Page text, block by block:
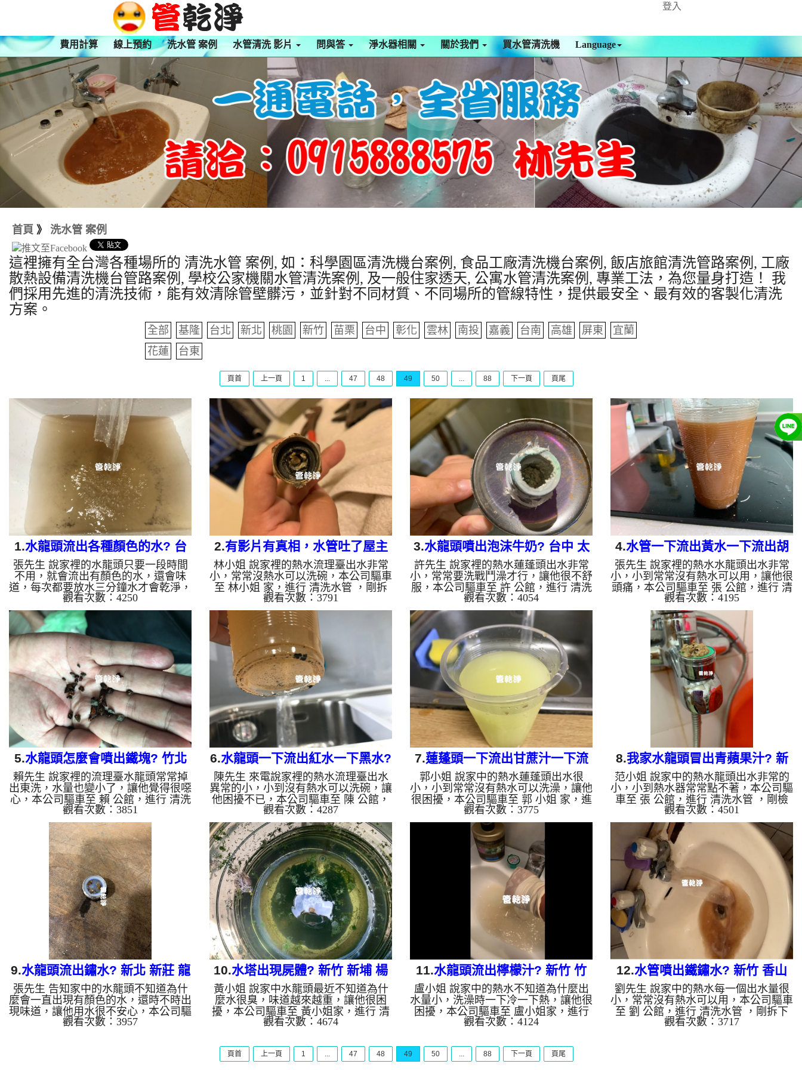
登入
費用計算 線上預約 洗水管 案例 水管清洗 影片 問與答 淨水器相關 關於我們 買水管清洗機 Language
首頁 》 洗水管 案例
這裡擁有全台灣各種場所的 清洗水管 案例, 如：科學園區清洗機台案例, 食品工廠清洗機台案例, 飯店旅館清洗管路案例, 工廠
散熱設備清洗機台管路案例, 學校公家機關水管清洗案例, 及一般住家透天, 公寓水管清洗案例, 專業工法，為您量身打造！ 我
們採用先進的清洗技術，能有效清除管壁髒污，並針對不同材質、不同場所的管線特性，提供最安全、最有效的客製化清洗
方案。
全部 基隆 台北 新北 桃園 新竹 苗栗 台中 彰化 雲林 南投 嘉義 台南 高雄 屏東
宜蘭
花蓮
台東
頁首 上一頁 1 ... 47 48 49 50 ... 88 下一頁 頁尾
1.水龍頭流出各種顏色的水? 台
北 內湖 金湖路 洗水管
張先生 說家裡的水龍頭只要一段時間
不用，就會流出有顏色的水，還會味
道，每次都要放水三分鐘水才會乾淨，
本公司驅車至 張 公館，進行 清洗水管
，剛檢測時就發現管壁上都是鐵鏽，本
公司架起 高周波水管清洗機，灌入 檸
檬酸液 至水管裡面，等了約15分，開
啟 水管清洗機 ，啟動 螺旋波 模式，
要把水管的鐵鏽沖出來，一開始就噴出
紅色髒水，一下又變成黃色，一下又變
成黑色源源不絕，流裡台還留下一堆異
物，如圖，張先生 很驚恐，如影片，
洗水管 一個多小時後， 出水正常了，
不會有顏色跟味道了!! 如是自來水，...
觀看次數：4250
2.有影片有真相，水管吐了屋主
也吐了? 台北 信義區 光復南路
水管清洗
林小姐 說家裡的熱水流理臺出水非常
小，常常沒熱水可以洗碗，本公司驅車
至 林小姐 家，進行 清洗水管 ，剛拆
下熱水軟管就發現管路塞滿了碳酸鈣，
如下圖，本公司架起 高周波水管清洗
機，灌入 檸檬酸水 至水管裡面，等了
約15分，開啟 水管清洗機 ，啟動 螺旋
波 模式，把水管的污垢及異物沖出
來，一開始就洗出黃色髒水，沒多久就
洗出棕色的鐵鏽水，綿綿不絕，水面上
還有一堆油，如下圖片，林小姐看到都
吐了，如影片， 洗水管 一個多小時
後， 流理臺熱水出水量恢復正常，林
小姐能洗碗了!! 如是自來水，如水管老
化，...
觀看次數：3791
3.水龍頭噴出泡沫牛奶? 台中 太
平 建興北路 清洗水管
許先生 說家裡的熱水蓮蓬頭出水非常
小，常常要洗戰鬥澡才行，讓他很不舒
服，本公司驅車至 許 公館，進行 清洗
水管 ，檢測時就發現管壁上都是碳酸
鈣，如下圖，本公司架起 高周波水管
清洗機，灌入 檸檬酸水 至水管裡面，
等了約15分，開啟 水管清洗機 ，啟動
螺旋波 模式，把水管的污垢及異物沖
出來，一開始是沒洗出東西，沒多久就
洗出牛奶狀的泡沫白水，綿綿不絕，水
面上還有一堆油，如下圖片，許先生看
了很興奮，如影片， 洗水管 一個多小
時後， 熱水蓮蓬頭出水量恢復正常，
許先生能洗熱水澡了!! 如是自來水，
觀看次數：4054
4.水管一下流出黃水一下流出胡
蘿蔔汁? 板橋 重慶路 熱水管堵塞
張先生 說家裡的熱水水龍頭出水非常
小，小到常常沒有熱水可以用，讓他很
頭痛，本公司驅車至 張 公館，進行 清
洗水管 ，檢測時就發現管路都是鐵
鏽，本公司架起 高周波水管清洗機，
灌入 檸檬酸水 至水管裡面，等了約15
分，開啟 水管清洗機 ，啟動 螺旋
波 模式，把水管的污垢及異物沖出
來，一開始是沒洗出東西，一下子就洗
出黃水，沒多久就噴出胡蘿蔔汁，延綿
不絕，杯底還留下不少鐵鏽，水面上還
有一堆油，如下圖片，張先生看了就覺
得頭痛，說水管裡面怎麼這麼髒，如影
片， 洗水管 一個多小時後， 熱水出水
量恢復正常，張先...
觀看次數：4195
5.水龍頭怎麼會噴出鐵塊? 竹北
隘口六街 清洗水管
賴先生 說家裡的流理臺水龍頭常常掉
出東洗，水量也變小了，讓他覺得很噁
心，本公司驅車至 賴 公館，進行 清洗
水管 ，檢測時就掉出一堆鐵塊，如
圖，本公司架起 高周波水管清洗機，
灌入 檸檬酸液 至水管裡面，等約15
分，開啟 水管清洗機 ，啟動 脈波 模
式，要把水管的污垢及異物沖出來，一
開始就洗出黃色髒水，然後就變成紅
水，源源不絕，手上留下一大堆大塊鐵
鏽，如下圖片，賴先生看到呆掉，怎麼
水管裡會這樣，如影片， 洗水管 一個
多小時後， 流理臺出水正常水也變清
澈了，賴先生能正常用水了!! 如是自來
水，如...
觀看次數：3851
6.水龍頭一下流出紅水一下黑水?
新北 汐止 福德一路 熱水管堵住
陳先生 來電說家裡的熱水流理臺出水
異常的小，小到沒有熱水可以洗碗，讓
他困擾不已，本公司驅車至 陳 公館，
進行 清洗水管 ，檢測時就發現管路都
是鐵鏽，本公司架起 高周波水管清洗
機，灌入 檸檬酸液 至水管裡面，等了
約10分，開啟 水管清洗機 ，啟動 脈
波 模式，要把水管的污垢及異物沖出
來，一開始就洗出黃水，沒多久就噴出
紅水，一下又變成了黑水，源源不絕，
杯底還留下一大塊的鐵鏽，流裡台也流
下一堆異物，如下圖片，陳先生一直抓
頭，說怎麼我家的水管髒成這樣，如影
片， 洗水管 一個多小時後， 流理臺熱
水出水正常...
觀看次數：4287
7.蓮蓬頭一下流出甘蔗汁一下流
出泥水? 竹北 三民路 熱水管路清
洗
郭小姐 說家中的熱水蓮蓬頭出水很
小，小到常常沒有熱水可以洗澡，讓他
很困擾，本公司驅車至 郭 小姐 家，進
行 清洗水管 ，檢測時沒甚麼異常，本
公司架起 高周波水管清洗機，灌入 檸
檬酸液 至水管裡面，等了約20分，開
啟 水管清洗機 ，啟動 螺旋波 模式，
要把水管的污垢及異物沖出來，一開始
洗不出什麼，沒多久就噴出像是甘蔗汁
的髒水，一下又變成了棕色的泥水，源
源不絕，杯底還留下不少鐵鏽，郭小
姐 很驚訝，如影片， 洗水管 一個多小
時後， 熱水蓮蓬頭出水正常，郭小姐
能洗熱水澡了!! 如是自來水，如水管
老...
觀看次數：3775
8.我家水龍頭冒出青蘋果汁? 新
竹 竹東 南寧路 洗水管
范小姐 說家中的熱水龍頭出水非常的
小，小到熱水器常常點不著，本公司驅
車至 張 公館，進行 清洗水管 ，剛檢
測時就發現水龍頭濾嘴佈滿異物，本公
司架起 高周波水管清洗機，灌入 檸檬
酸液 至水管裡面，等了約15分，開
啟 水管清洗機 ，啟動 螺旋波 模式，
要把水管的污垢及異物沖出來，一開始
就噴出綠色的髒水，沒多久顏色又變成
了黑色，最後變成了棕色，源源不絕，
流裡台還留下一堆異物，范小姐 很驚
恐，如影片， 洗水管 一個多小時後，
熱水水龍頭出水正常了，范小姐能正常
使用熱水了!! 如是自來水，如水管老
化...
觀看次數：4501
9.水龍頭流出鏽水? 新北 新莊 龍
安路 清洗水管
張先生 告知家中的水龍頭不知道為什
麼會一直出現有顏色的水，還時不時出
現味道，讓他用水很不安心，本公司驅
車至 張 公館，進行 清洗水管 ，剛檢
觀看次數：3957
10.水塔出現屍體? 新竹 新埔 楊
新路 水管清洗
黃小姐 說家中水龍頭最近不知道為什
麼水很臭，味道越來越重，讓他很困
擾，本公司驅車至 黃小姐家，進行 清
洗水管 ，剛檢測就發現水塔裡面有鳥
架起 高周波水管清洗機，灌入 檸檬酸
液 至水管裡面，等了約15分，開啟 水
觀看次數：4674
11.水龍頭流出檸檬汁? 新竹 竹
東 至善路 洗水管
盧小姐 說家中的熱水不知道為什麼出
水量小，洗澡時一下冷一下熱，讓他很
困擾，本公司驅車至 盧小姐家，進行
清洗水管 ，剛檢測時並無發現，本公
酸液 至水管裡面，等了約15分，開
啟 水管清洗機 ，啟動 脈衝 模式，把
觀看次數：4124
12.水管噴出鐵鏽水? 新竹 香山
香村路 清洗水管
劉先生 說家中的熱水每一個出水量很
小，常常沒有熱水可以用，本公司驅車
至 劉 公館，進行 清洗水管 ，剛拆下
濾嘴就發現一堆異物，還掉到滿水槽，
觀看次數：3717
頁首 上一頁 1 ... 47 48 49 50 ... 88 下一頁 頁尾